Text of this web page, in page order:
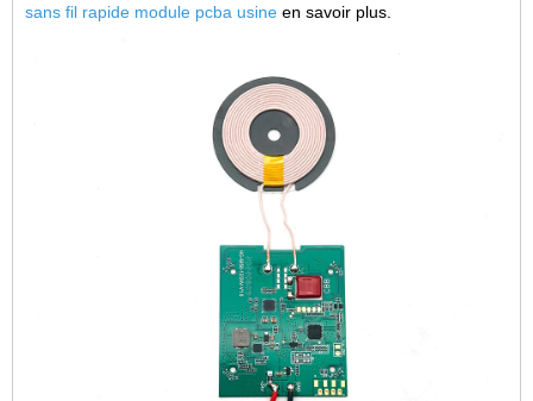
sans fil rapide module pcba usine en savoir plus.